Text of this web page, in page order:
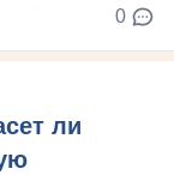
0
ли